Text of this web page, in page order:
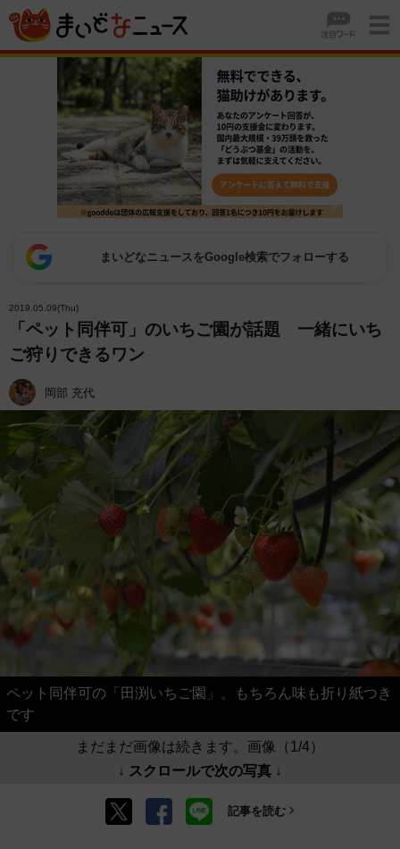
まいどなニュースをGoogle検索でフォローする
2019.05.09(Thu)
「ペット同伴可」のいちご園が話題 一緒にいち
ご狩りできるワン
岡部 充代
ペット同伴可の「田渕いちご園」。もちろん味も折り紙つき
です
まだまだ画像は続きます。画像（1/4）
↓ スクロールで次の写真 ↓
記事を読む